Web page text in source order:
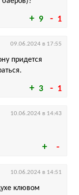
9 1
3 1
придется
09.06.2024 в 17:55
10.06.2024 в 14:43
клювом
10.06.2024 в 14:51